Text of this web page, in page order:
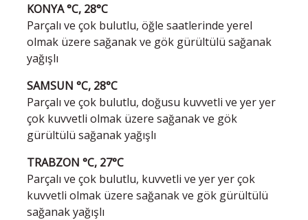
KONYA °C, 28°C
Parçalı ve çok bulutlu, öğle saatlerinde yerel
olmak üzere sağanak ve gök gürültülü sağanak
yağışlı
SAMSUN °C, 28°C
Parçalı ve çok bulutlu, doğusu kuvvetli ve yer yer
çok kuvvetli olmak üzere sağanak ve gök
gürültülü sağanak yağışlı
TRABZON °C, 27°C
Parçalı ve çok bulutlu, kuvvetli ve yer yer çok
kuvvetli olmak üzere sağanak ve gök gürültülü
sağanak yağışlı